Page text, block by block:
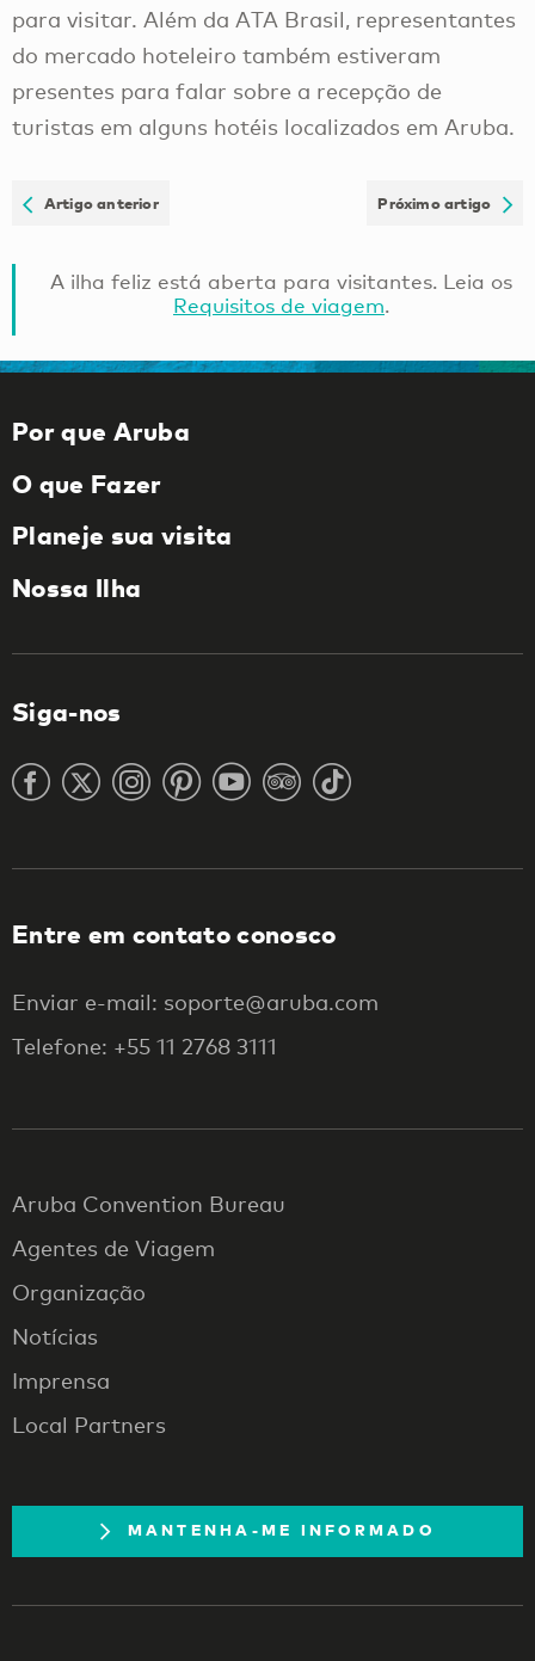
para visitar. Além da ATA Brasil, representantes
do mercado hoteleiro também estiveram
presentes para falar sobre a recepção de
turistas em alguns hotéis localizados em Aruba.
Artigo anterior Próximo artigo
A ilha feliz está aberta para visitantes. Leia os
Requisitos de viagem.
Por que Aruba
O que Fazer
Planeje sua visita
Nossa Ilha
Siga-nos
Entre em contato conosco
Enviar e-mail: soporte@aruba.com
Telefone: +55 11 2768 3111
Aruba Convention Bureau
Agentes de Viagem
Organização
Notícias
Imprensa
Local Partners
MANTENHA-ME INFORMADO